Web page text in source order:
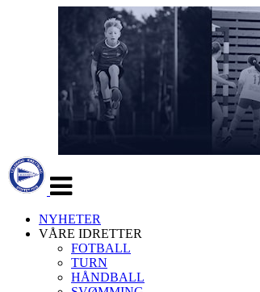
navigasjon
NYHETER
VÅRE IDRETTER
FOTBALL
TURN
HÅNDBALL